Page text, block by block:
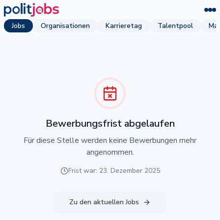
Jobs Organisationen Karrieretag Talentpool
Bewerbungsfrist abgelaufen
Für diese Stelle werden keine Bewerbungen mehr
angenommen.
Frist war: 23. Dezember 2025
Zu den aktuellen Jobs